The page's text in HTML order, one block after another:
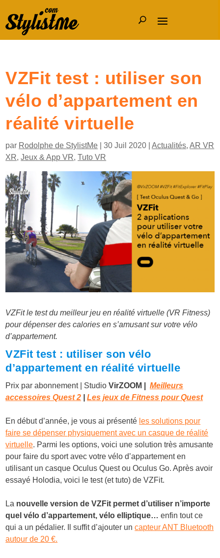
VZFit test : utiliser son
vélo d’appartement en
réalité virtuelle
par Rodolphe de StylistMe |30 Juil 2020 |Actualités,AR VR
XR,Jeux & App VR,Tuto VR
VZFit le test du meilleur jeu en réalité virtuelle (VR Fitness)
pour dépenser des calories en s’amusant sur votre vélo
d’appartement.
VZFit test : utiliser son vélo
d’appartement en réalité virtuelle
Prix par abonnement | StudioVirZOOM |Meilleurs
accessoires Quest 2
|Les jeux de Fitness pour Quest
En début d’année, je vous ai présenté les solutions pour
faire se dépenser physiquement avec un casque de réalité
virtuelle. Parmi les options, voici une solution très amusante
pour faire du sport avec votre vélo d’appartement en
utilisant un casque Oculus Quest ou Oculus Go. Après avoir
essayé Holodia, voici le test (et tuto) de VZFit.
La nouvelle version de VZFit permet d’utiliser n’importe
quel vélo d’appartement, vélo elliptique… enfin tout ce
qui a un pédalier. Il suffit d’ajouter uncapteur ANT Bluetooth
autour de 20 €.